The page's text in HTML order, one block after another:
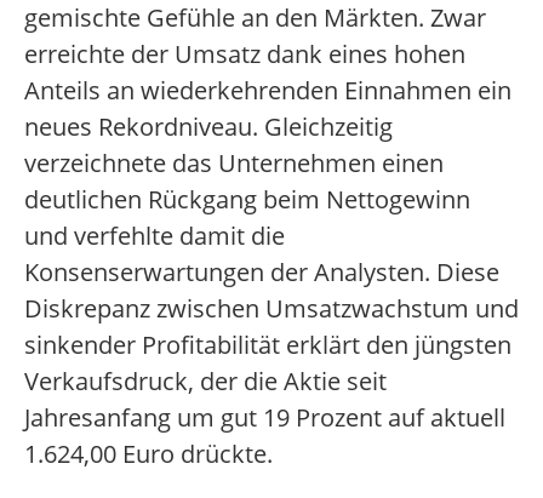
gemischte Gefühle an den Märkten. Zwar
erreichte der Umsatz dank eines hohen
Anteils an wiederkehrenden Einnahmen ein
neues Rekordniveau. Gleichzeitig
verzeichnete das Unternehmen einen
deutlichen Rückgang beim Nettogewinn
und verfehlte damit die
Konsenserwartungen der Analysten. Diese
Diskrepanz zwischen Umsatzwachstum und
sinkender Profitabilität erklärt den jüngsten
Verkaufsdruck, der die Aktie seit
Jahresanfang um gut 19 Prozent auf aktuell
1.624,00 Euro drückte.